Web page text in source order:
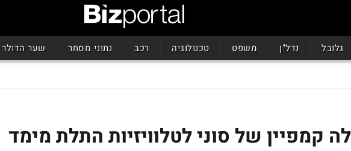
גלובל נדל"ן משפט טכנולוגיה רכב נתוני מסחר שער הדולר
קמפיין של סוני לטלוויזיות התלת מימד